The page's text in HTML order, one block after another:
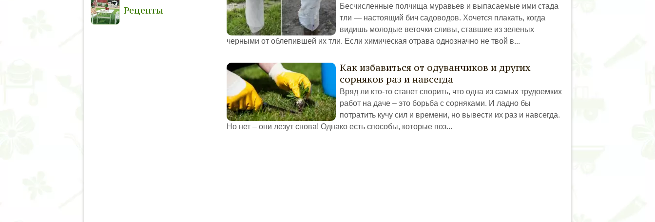
Бесчисленные полчища муравьев и выпасаемые ими стада
тли — настоящий бич садоводов. Хочется плакать, когда
видишь молодые веточки сливы, ставшие из зеленых
черными от облепившей их тли. Если химическая отрава однозначно не твой в...
Как избавиться от одуванчиков и других
сорняков раз и навсегда
Вряд ли кто-то станет спорить, что одна из самых трудоемких
работ на даче – это борьба с сорняками. И ладно бы
потратить кучу сил и времени, но вывести их раз и навсегда.
Но нет – они лезут снова! Однако есть способы, которые поз...
Рецепты